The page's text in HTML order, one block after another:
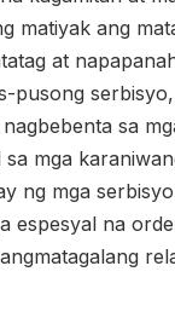
matiyak ang
at
pusong
sa
mga
ng mga
espesyal na